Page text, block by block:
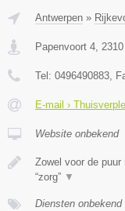
Antwerpen »
Papenvoort 4, 2310
Tel: 0496490883,
E-mail ›
Website onbekend
Zowel voor de
“zorg” ▼
Diensten onbekend